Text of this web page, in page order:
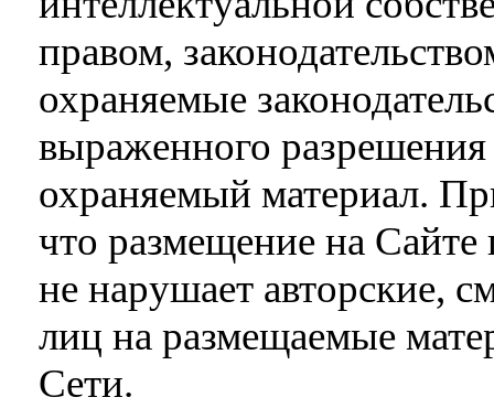
правом,
охраняемые
выраженного разрешения
охраняемый материал.
что размещение на Сайте
не нарушает авторские,
лиц на размещаемые
Сети.